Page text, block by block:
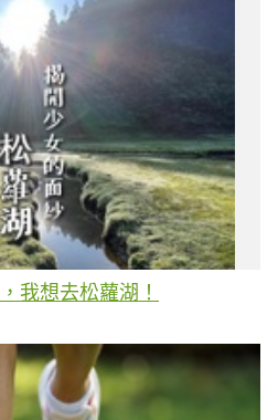
我想去松蘿湖！